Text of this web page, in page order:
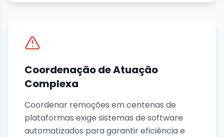
Coordenação de Atuação
Complexa
Coordenar remoções em centenas de
plataformas exige sistemas de software
automatizados para garantir eficiência e